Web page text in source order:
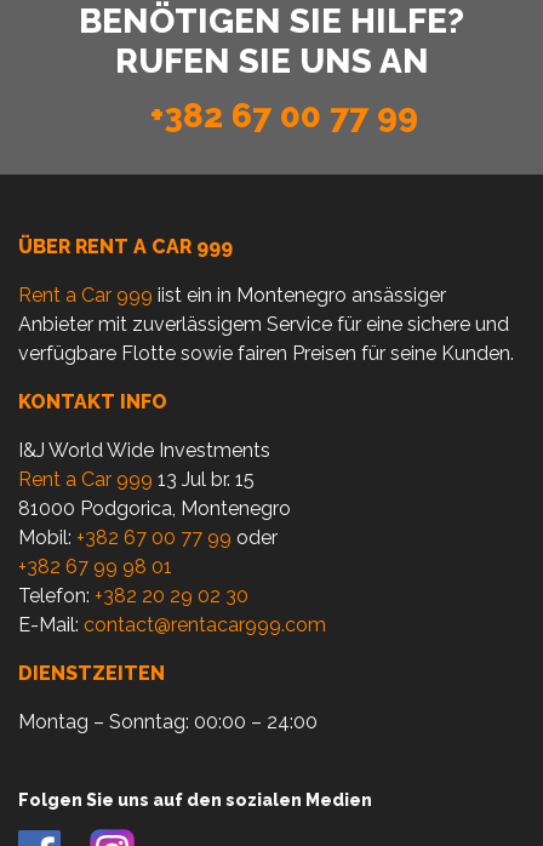
BENÖTIGEN SIE HILFE?
RUFEN SIE UNS AN
+382 67 00 77 99
ÜBER RENT A CAR 999
Rent a Car 999 iist ein in Montenegro ansässiger
Anbieter mit zuverlässigem Service für eine sichere und
verfügbare Flotte sowie fairen Preisen für seine Kunden.
KONTAKT INFO
I&J World Wide Investments
Rent a Car 999 13 Jul br. 15
81000 Podgorica, Montenegro
Mobil: +382 67 00 77 99 oder
+382 67 99 98 01
Telefon: +382 20 29 02 30
E-Mail: contact@rentacar999.com
DIENSTZEITEN
Montag – Sonntag: 00:00 – 24:00
Folgen Sie uns auf den sozialen Medien